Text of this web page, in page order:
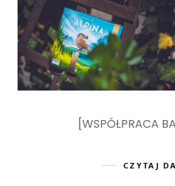
[WSPÓŁPRACA
CZYTAJ